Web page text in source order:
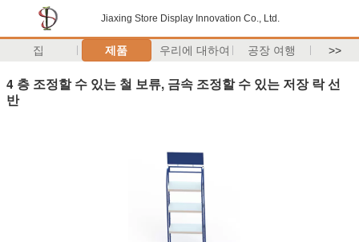
Jiaxing Store Display Innovation Co., Ltd.
집 제품 우리에 대하여 공장 여행 >>
4 층 조정할 수 있는 철 보류, 금속 조정할 수 있는 저장 락 선
반